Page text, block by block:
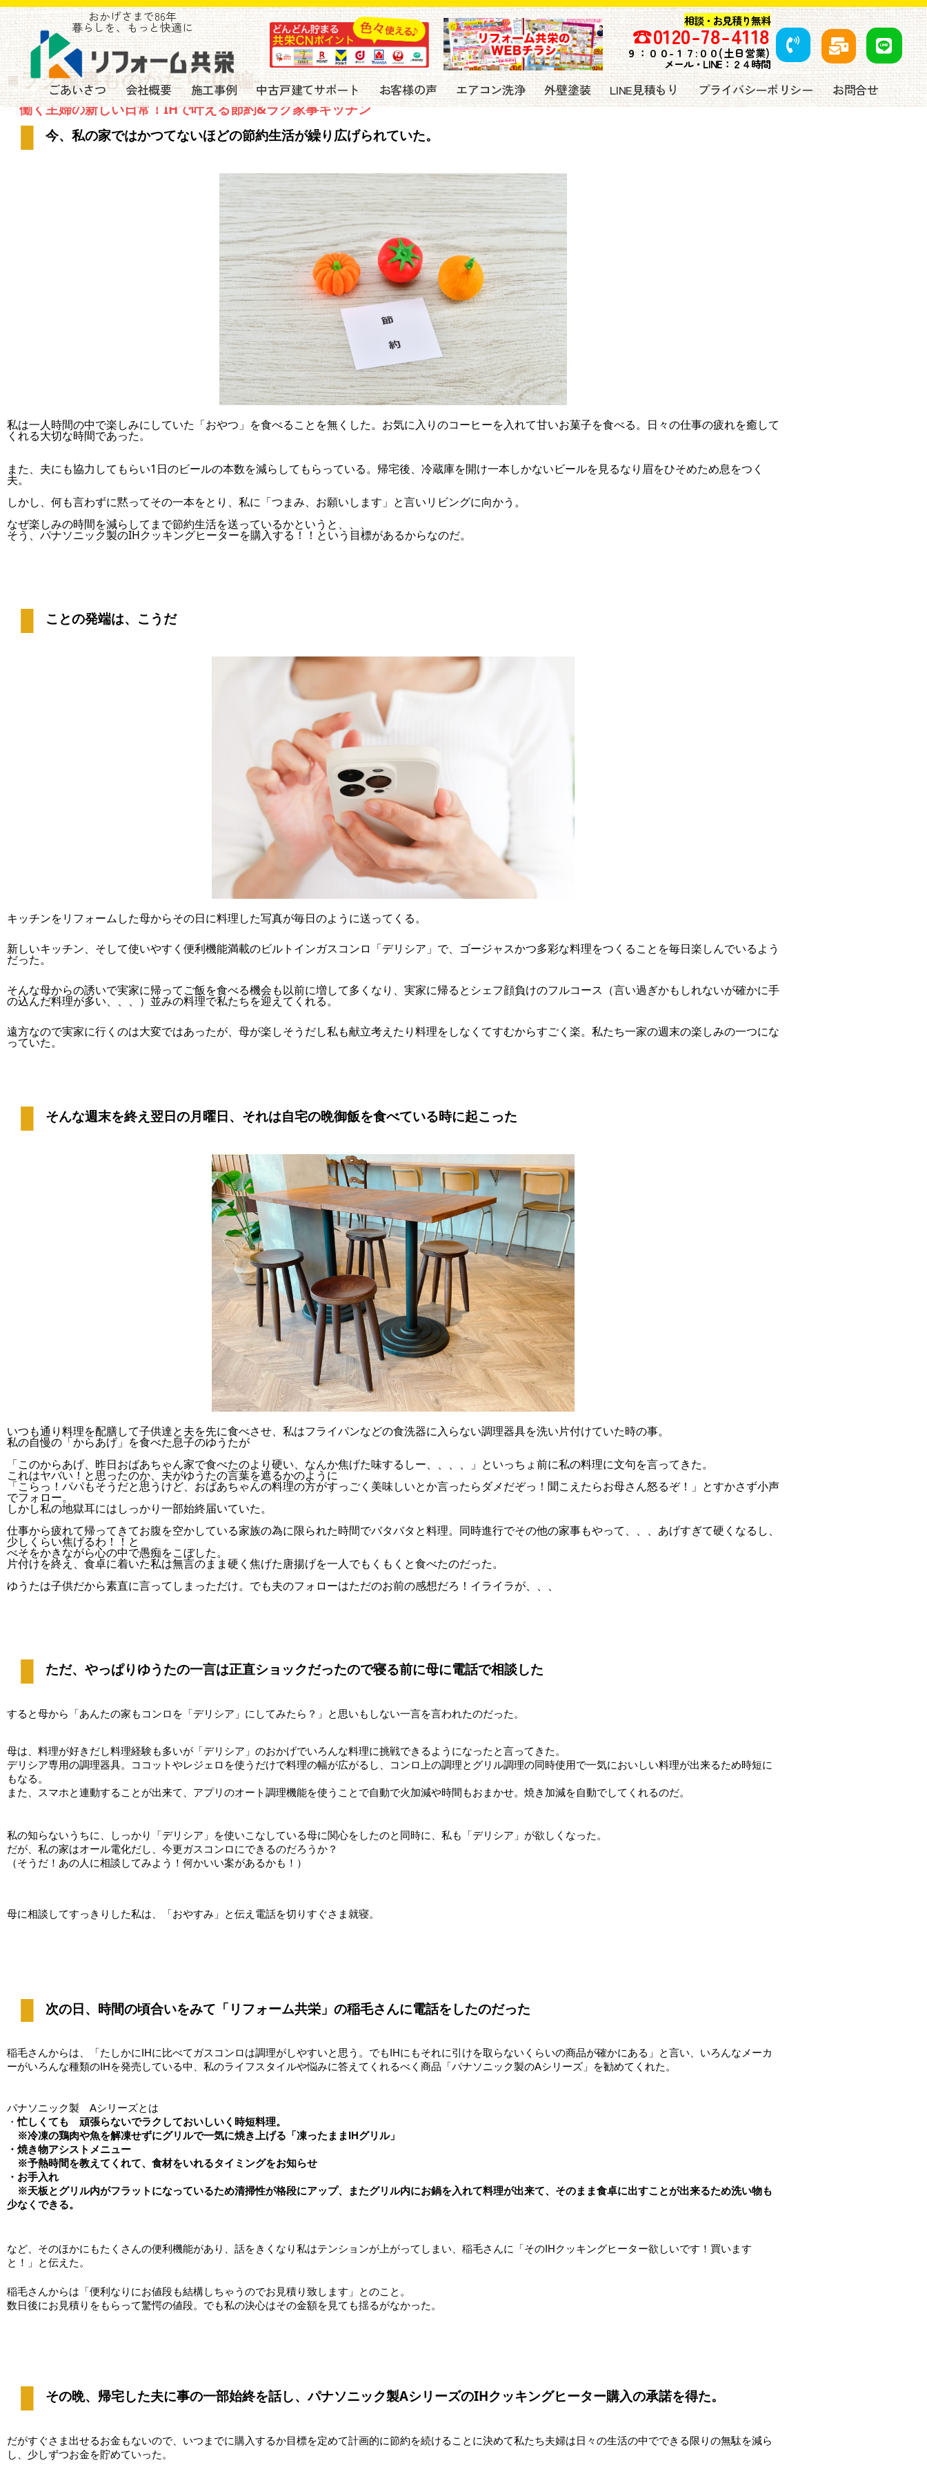
おかげさまで86年
暮らしを、もっと快適に 相談・お見積り無料
☎️0120-78-4118
９：００-１７:００(土日営業)
メール・LINE：２４時間
ごあいさつ 会社概要 施工事例 中古戸建てサポート お客様の声 エアコン洗浄 外壁塗装 LINE見積もり プライバシーポリシー お問合せ
■ラク家事ものがたり-IH編-
働く主婦の新しい日常！IHで叶える節約&ラク家事キッチン
今、私の家ではかつてないほどの節約生活が繰り広げられていた。
私は一人時間の中で楽しみにしていた「おやつ」を食べることを無くした。お気に入りのコーヒーを入れて甘いお菓子を食べる。日々の仕事の疲れを癒して
くれる大切な時間であった。
また、夫にも協力してもらい1日のビールの本数を減らしてもらっている。帰宅後、冷蔵庫を開け一本しかないビールを見るなり眉をひそめため息をつく
夫。
しかし、何も言わずに黙ってその一本をとり、私に「つまみ、お願いします」と言いリビングに向かう。
なぜ楽しみの時間を減らしてまで節約生活を送っているかというと、、、
そう、パナソニック製のIHクッキングヒーターを購入する！！という目標があるからなのだ。
ことの発端は、こうだ
キッチンをリフォームした母からその日に料理した写真が毎日のように送ってくる。
新しいキッチン、そして使いやすく便利機能満載のビルトインガスコンロ「デリシア」で、ゴージャスかつ多彩な料理をつくることを毎日楽しんでいるよう
だった。
そんな母からの誘いで実家に帰ってご飯を食べる機会も以前に増して多くなり、実家に帰るとシェフ顔負けのフルコース（言い過ぎかもしれないが確かに手
の込んだ料理が多い、、、）並みの料理で私たちを迎えてくれる。
遠方なので実家に行くのは大変ではあったが、母が楽しそうだし私も献立考えたり料理をしなくてすむからすごく楽。私たち一家の週末の楽しみの一つにな
っていた。
そんな週末を終え翌日の月曜日、それは自宅の晩御飯を食べている時に起こった
いつも通り料理を配膳して子供達と夫を先に食べさせ、私はフライパンなどの食洗器に入らない調理器具を洗い片付けていた時の事。
私の自慢の「からあげ」を食べた息子のゆうたが
「このからあげ、昨日おばあちゃん家で食べたのより硬い、なんか焦げた味するしー、、、、」といっちょ前に私の料理に文句を言ってきた。
これはヤバい！と思ったのか、夫がゆうたの言葉を遮るかのように
「こらっ！パパもそうだと思うけど、おばあちゃんの料理の方がすっごく美味しいとか言ったらダメだぞっ！聞こえたらお母さん怒るぞ！」とすかさず小声
でフォロー。
しかし私の地獄耳にはしっかり一部始終届いていた。
仕事から疲れて帰ってきてお腹を空かしている家族の為に限られた時間でバタバタと料理。同時進行でその他の家事もやって、、、あげすぎて硬くなるし、
少しくらい焦げるわ！！と
べそをかきながら心の中で愚痴をこぼした。
片付けを終え、食卓に着いた私は無言のまま硬く焦げた唐揚げを一人でもくもくと食べたのだった。
ゆうたは子供だから素直に言ってしまっただけ。でも夫のフォローはただのお前の感想だろ！イライラが、、、
ただ、やっぱりゆうたの一言は正直ショックだったので寝る前に母に電話で相談した
すると母から「あんたの家もコンロを「デリシア」にしてみたら？」と思いもしない一言を言われたのだった。
母は、料理が好きだし料理経験も多いが「デリシア」のおかげでいろんな料理に挑戦できるようになったと言ってきた。
デリシア専用の調理器具。ココットやレジェロを使うだけで料理の幅が広がるし、コンロ上の調理とグリル調理の同時使用で一気においしい料理が出来るため時短に
もなる。
また、スマホと連動することが出来て、アプリのオート調理機能を使うことで自動で火加減や時間もおまかせ。焼き加減を自動でしてくれるのだ。
私の知らないうちに、しっかり「デリシア」を使いこなしている母に関心をしたのと同時に、私も「デリシア」が欲しくなった。
だが、私の家はオール電化だし、今更ガスコンロにできるのだろうか？
（そうだ！あの人に相談してみよう！何かいい案があるかも！）
母に相談してすっきりした私は、「おやすみ」と伝え電話を切りすぐさま就寝。
次の日、時間の頃合いをみて「リフォーム共栄」の稲毛さんに電話をしたのだった
稲毛さんからは、「たしかにIHに比べてガスコンロは調理がしやすいと思う。でもIHにもそれに引けを取らないくらいの商品が確かにある」と言い、いろんなメーカ
ーがいろんな種類のIHを発売している中、私のライフスタイルや悩みに答えてくれるべく商品「パナソニック製のAシリーズ」を勧めてくれた。
パナソニック製　Aシリーズとは
・忙しくても　頑張らないでラクしておいしいく時短料理。
※冷凍の鶏肉や魚を解凍せずにグリルで一気に焼き上げる「凍ったままIHグリル」
・焼き物アシストメニュー
※予熱時間を教えてくれて、食材をいれるタイミングをお知らせ
・お手入れ
※天板とグリル内がフラットになっているため清掃性が格段にアップ、またグリル内にお鍋を入れて料理が出来て、そのまま食卓に出すことが出来るため洗い物も
少なくできる。
など、そのほかにもたくさんの便利機能があり、話をきくなり私はテンションが上がってしまい、稲毛さんに「そのIHクッキングヒーター欲しいです！買います
と！」と伝えた。
稲毛さんからは「便利なりにお値段も結構しちゃうのでお見積り致します」とのこと。
数日後にお見積りをもらって驚愕の値段。でも私の決心はその金額を見ても揺るがなかった。
その晩、帰宅した夫に事の一部始終を話し、パナソニック製AシリーズのIHクッキングヒーター購入の承諾を得た。
だがすぐさま出せるお金もないので、いつまでに購入するか目標を定めて計画的に節約を続けることに決めて私たち夫婦は日々の生活の中でできる限りの無駄を減ら
し、少しずつお金を貯めていった。